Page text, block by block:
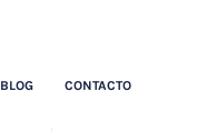
BLOG CONTACTO